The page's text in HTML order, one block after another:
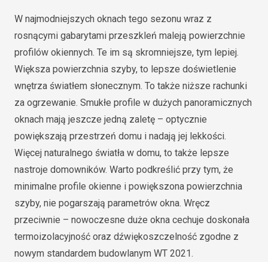
W najmodniejszych oknach tego sezonu wraz z
rosnącymi gabarytami przeszkleń maleją powierzchnie
profilów okiennych. Te im są skromniejsze, tym lepiej.
Większa powierzchnia szyby, to lepsze doświetlenie
wnętrza światłem słonecznym. To także niższe rachunki
za ogrzewanie. Smukłe profile w dużych panoramicznych
oknach mają jeszcze jedną zaletę – optycznie
powiększają przestrzeń domu i nadają jej lekkości.
Więcej naturalnego światła w domu, to także lepsze
nastroje domowników. Warto podkreślić przy tym, że
minimalne profile okienne i powiększona powierzchnia
szyby, nie pogarszają parametrów okna. Wręcz
przeciwnie – nowoczesne duże okna cechuje doskonała
termoizolacyjność oraz dźwiękoszczelność zgodne z
nowym standardem budowlanym WT 2021.